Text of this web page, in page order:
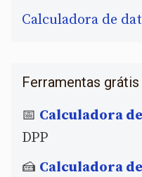
Calculadora de
Ferramentas grátis
📅 Calculadora
DPP
🍰 Calculadora